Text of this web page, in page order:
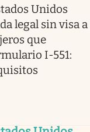
Unidos
legal sin visa a
que
I-551: